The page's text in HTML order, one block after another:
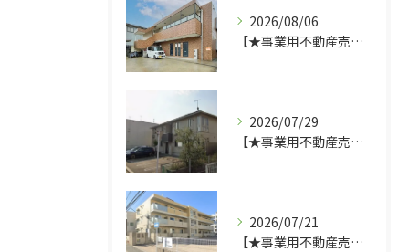
2026/08/06
【★事業用不動産売買仲介専門部署より★】福岡市の不動産｜株式会社ランドマーク●1棟収益物件・価格が下がりました！！●
2026/07/29
【★事業用不動産売買仲介専門部署より★】福岡市の不動産｜株式会社ランドマーク ●収益物件 「D-roomアネシス」価格改定のお知らせ●
2026/07/21
【★事業用不動産売買仲介専門部署より★】福岡市の不動産｜株式会社ランドマーク ●収益物件「D-room笹丘」●